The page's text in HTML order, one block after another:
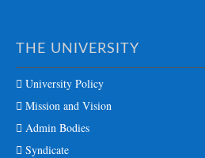
THE UNIVERSITY
University Policy
Mission and Vision
Admin Bodies
Syndicate